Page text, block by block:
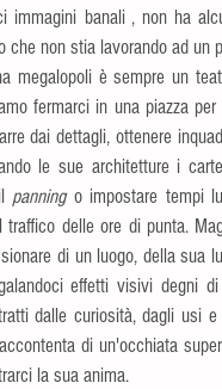
immagini banali , non ha
non stia lavorando ad un
megalopoli è sempre un
fermarci in una piazza
dai dettagli, ottenere
le sue architetture i
panning o impostare tempi
delle ore di punta.
di un luogo, della sua
effetti visivi degni di
dalle curiosità, dagli usi
di un'occhiata
la sua anima.